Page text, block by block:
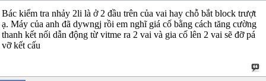
Bác kiểm tra nhảy 2li là ở 2 đầu trên của vai hay chỗ bắt block trượt
ạ. Máy của anh đã dywngj rồi em nghĩ giá cố bằng cách tăng cường
thanh kết nối dẫn động từ vitme ra 2 vai và gia cố lên 2 vai sẽ đỡ pá
vỡ kết cấu